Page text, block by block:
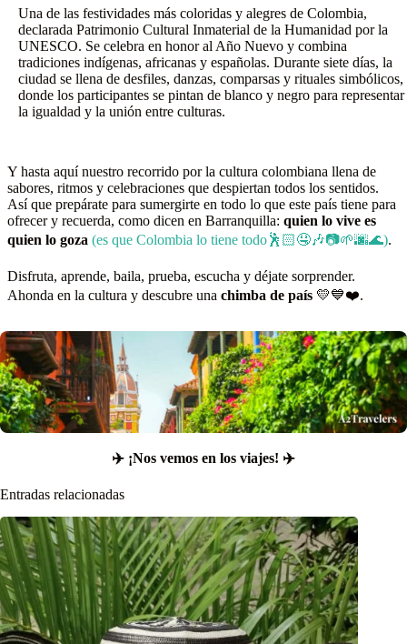
Una de las festividades más coloridas y alegres de Colombia,
declarada Patrimonio Cultural Inmaterial de la Humanidad por la
UNESCO. Se celebra en honor al Año Nuevo y combina
tradiciones indígenas, africanas y españolas. Durante siete días, la
ciudad se llena de desfiles, danzas, comparsas y rituales simbólicos,
donde los participantes se pintan de blanco y negro para representar
la igualdad y la unión entre culturas.
Y hasta aquí nuestro recorrido por la cultura colombiana llena de
sabores, ritmos y celebraciones que despiertan todos los sentidos.
Así que prepárate para sumergirte en todo lo que este país tiene para
ofrecer y recuerda, como dicen en Barranquilla: quien lo vive es
quien lo goza (es que Colombia lo tiene todo🕺🏻🤤🎶📷🌱🌆🌊).
Disfruta, aprende, baila, prueba, escucha y déjate sorprender.
Ahonda en la cultura y descubre una chimba de país 💛💙❤️.
✈️ ¡Nos vemos en los viajes! ✈️
Entradas relacionadas